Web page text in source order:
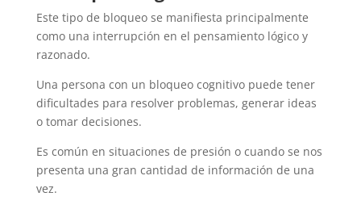
Este tipo de bloqueo se manifiesta principalmente
como una interrupción en el pensamiento lógico y
razonado.
Una persona con un bloqueo cognitivo puede tener
dificultades para resolver problemas, generar ideas
o tomar decisiones.
Es común en situaciones de presión o cuando se nos
presenta una gran cantidad de información de una
vez.